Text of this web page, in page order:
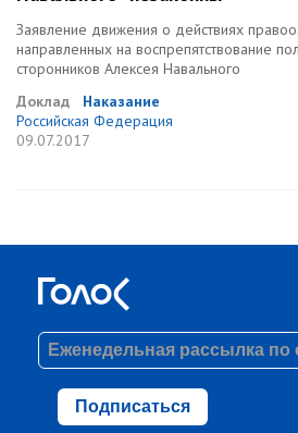
Заявление движения о действиях
направленных на воспрепятствование
сторонников Алексея Навального
Доклад
Наказание
Российская Федерация
09.07.2017
Подписаться